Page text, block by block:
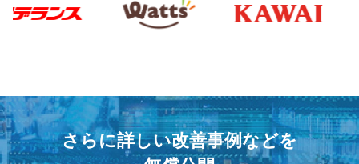
さらに詳しい改善事例などを